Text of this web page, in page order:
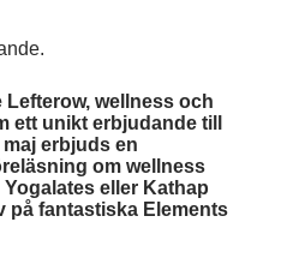
wellness och
ett unikt erbjudande till
maj erbjuds en
om wellness
eller Kathap
på fantastiska Elements